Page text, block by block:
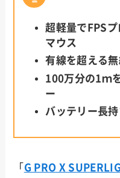
超軽量でFPS
マウス
有線を超える
100万分の1ｍ
ー
バッテリー長
「 G PRO X